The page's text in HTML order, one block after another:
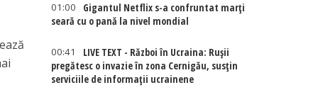
01:00
Gigantul Netflix s-a confruntat marţi
seară cu o pană la nivel mondial
00:41
LIVE TEXT - Război în Ucraina: Rușii
pregătesc o invazie în zona Cernigău, susțin
serviciile de informații ucrainene